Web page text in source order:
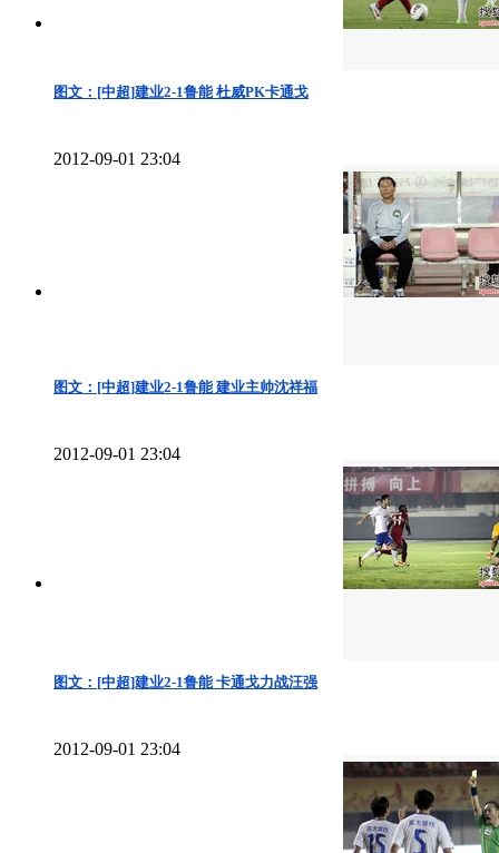
图文：[中超]建业2-1鲁能 杜威PK卡通戈
2012-09-01 23:04
图文：[中超]建业2-1鲁能 建业主帅沈祥福
2012-09-01 23:04
图文：[中超]建业2-1鲁能 卡通戈力战汪强
2012-09-01 23:04